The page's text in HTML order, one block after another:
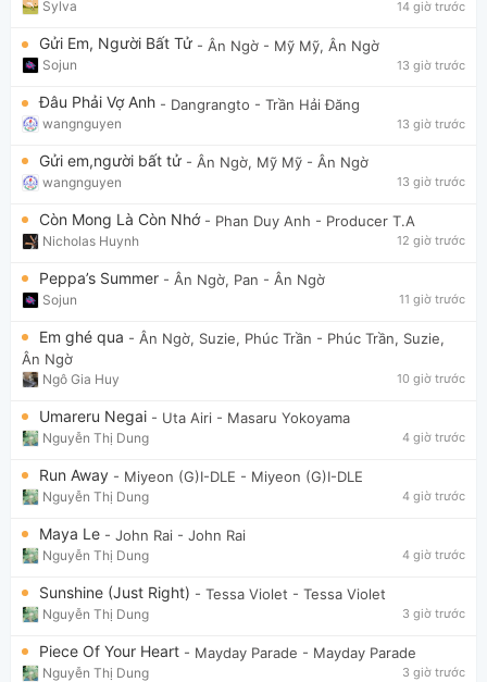
Sylva 14 giờ trước
Gửi Em, Người Bất Tử - Ân Ngờ - Mỹ Mỹ, Ân Ngờ
Sojun 13 giờ trước
Đâu Phải Vợ Anh - Dangrangto - Trần Hải Đăng
wangnguyen 13 giờ trước
Gửi em,người bất tử - Ân Ngờ, Mỹ Mỹ - Ân Ngờ
wangnguyen 13 giờ trước
Còn Mong Là Còn Nhớ - Phan Duy Anh - Producer T.A
Nicholas Huynh 12 giờ trước
Peppa’s Summer - Ân Ngờ, Pan - Ân Ngờ
Sojun 11 giờ trước
Em ghé qua - Ân Ngờ, Suzie, Phúc Trần - Phúc Trần, Suzie,
Ân Ngờ
Ngô Gia Huy 10 giờ trước
Umareru Negai - Uta Airi - Masaru Yokoyama
Nguyễn Thị Dung 4 giờ trước
Run Away - Miyeon (G)I-DLE - Miyeon (G)I-DLE
Nguyễn Thị Dung 4 giờ trước
Maya Le - John Rai - John Rai
Nguyễn Thị Dung 4 giờ trước
Sunshine (Just Right) - Tessa Violet - Tessa Violet
Nguyễn Thị Dung 3 giờ trước
Piece Of Your Heart - Mayday Parade - Mayday Parade
Nguyễn Thị Dung 3 giờ trước